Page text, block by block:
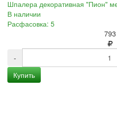
Шпалера декоративная "Пион"
В наличии
Расфасовка: 5
793
-
Купить